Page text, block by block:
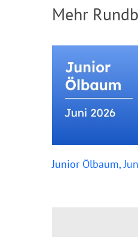
Mehr
Junior Ölbaum,